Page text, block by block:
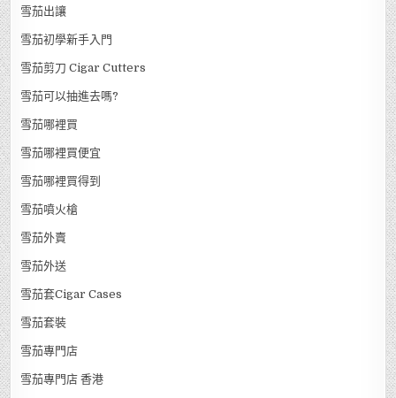
雪茄出讓
雪茄初學新手入門
雪茄剪刀 Cigar Cutters
雪茄可以抽進去嗎?
雪茄哪裡買
雪茄哪裡買便宜
雪茄哪裡買得到
雪茄噴火槍
雪茄外賣
雪茄外送
雪茄套Cigar Cases
雪茄套裝
雪茄專門店
雪茄專門店 香港